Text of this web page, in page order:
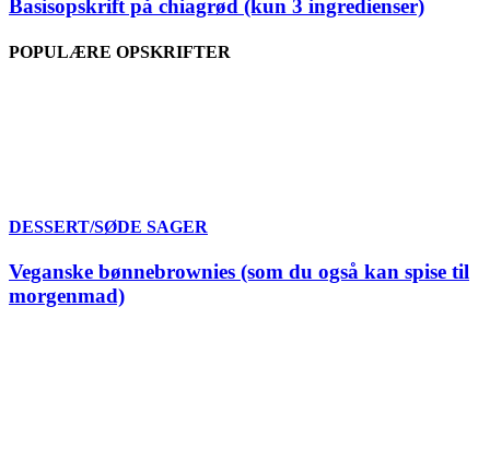
Basisopskrift på chiagrød (kun 3 ingredienser)
POPULÆRE OPSKRIFTER
DESSERT/SØDE SAGER
Veganske bønnebrownies (som du også kan spise til
morgenmad)